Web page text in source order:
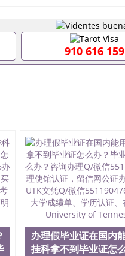
要定居国外需要办
企/事业单位需要些什么材料
怎么办, 没有正常毕业怎么
551190476您是否因为递交
认证在校挂科了不想读了,成
551190476国外本科毕业证
哪里可以办理水印成绩单
信551190476国外毕业证去
QQ微信551190476快速代办
凭认证QQ微信551190476
国证明QQ微信551190476
学回国证明QQ微信
网上买文凭可靠吗QQ微信
国外大学文凭真制
QQ微信551190476办理国外
交定金吗QQ微信551190476
士学位证书查询机构QQ微
910 616 159
办理假毕业证在国内
挂科拿不到毕业证怎